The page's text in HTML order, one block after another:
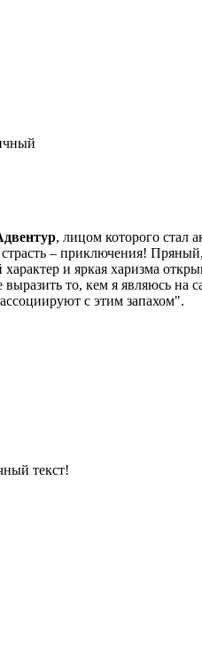
, лицом которого стал
– приключения!
и яркая харизма
выразить то, кем я являюсь
с этим запахом".
текст!